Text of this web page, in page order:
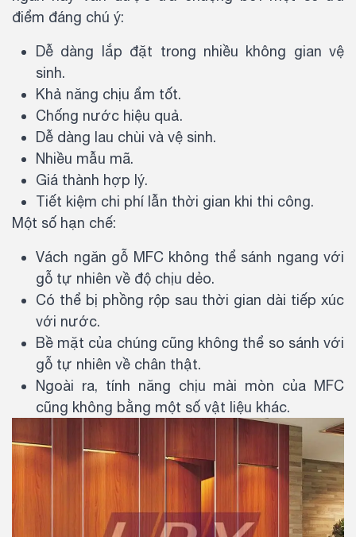
điểm đáng chú ý:
Dễ dàng lắp đặt trong nhiều không gian vệ
sinh.
Khả năng chịu ẩm tốt.
Chống nước hiệu quả.
Dễ dàng lau chùi và vệ sinh.
Nhiều mẫu mã.
Giá thành hợp lý.
Tiết kiệm chi phí lẫn thời gian khi thi công.
Một số hạn chế:
Vách ngăn gỗ MFC không thể sánh ngang với
gỗ tự nhiên về độ chịu dẻo.
Có thể bị phồng rộp sau thời gian dài tiếp xúc
với nước.
Bề mặt của chúng cũng không thể so sánh với
gỗ tự nhiên về chân thật.
Ngoài ra, tính năng chịu mài mòn của MFC
cũng không bằng một số vật liệu khác.